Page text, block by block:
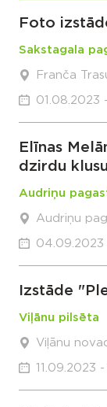
Foto
Sakstagala
Franča
01.08.2023
Elīnas
dzirdu
Audriņu
Audriņu
04.09.2023
Izstāde
Viļānu pilsēta
Viļānu
11.09.2023 -